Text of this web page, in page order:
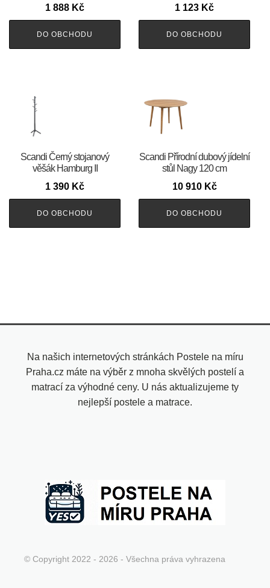
1 888 Kč
DO OBCHODU
1 123 Kč
DO OBCHODU
Scandi Černý stojanový
věšák Hamburg II
1 390 Kč
DO OBCHODU
Scandi Přírodní dubový jídelní
stůl Nagy 120 cm
10 910 Kč
DO OBCHODU
Na našich internetových stránkách Postele na míru
Praha.cz máte na výběr z mnoha skvělých postelí a
matrací za výhodné ceny. U nás aktualizujeme ty
nejlepší postele a matrace.
© Copyright 2022 - 2026 - Všechna práva vyhrazena